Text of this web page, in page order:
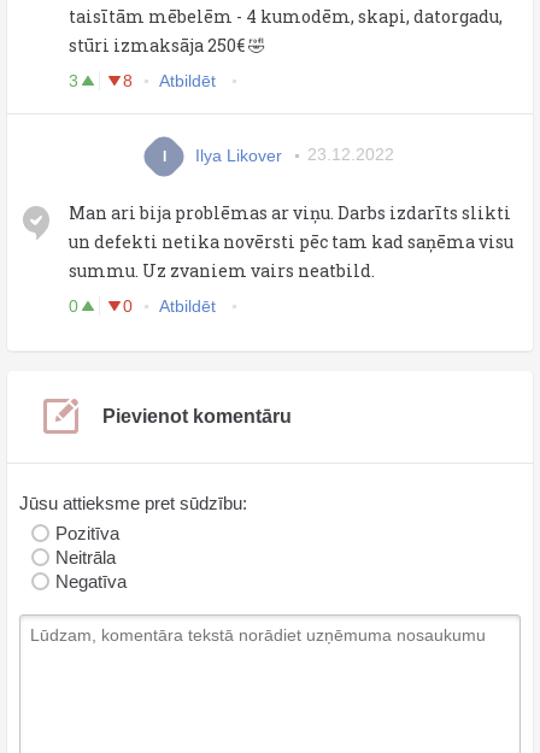
taisītām mēbelēm - 4 kumodēm, skapi, datorgadu,
stūri izmaksāja 250€ 🤣
3 8 Atbildēt
I Ilya Likover 23.12.2022
Man ari bija problēmas ar viņu. Darbs izdarīts slikti
un defekti netika novērsti pēc tam kad saņēma visu
summu. Uz zvaniem vairs neatbild.
0 0 Atbildēt
Pievienot komentāru
Jūsu attieksme pret sūdzību:
Pozitīva
Neitrāla
Negatīva